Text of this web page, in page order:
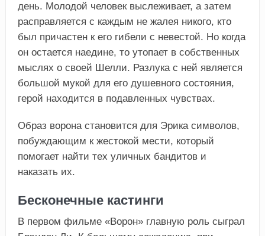
день. Молодой человек выслеживает, а затем
расправляется с каждым не жалея никого, кто
был причастен к его гибели с невестой. Но когда
он остается наедине, то утопает в собственных
мыслях о своей Шелли. Разлука с ней является
большой мукой для его душевного состояния,
герой находится в подавленных чувствах.
Образ ворона становится для Эрика символов,
побуждающим к жестокой мести, который
помогает найти тех уличных бандитов и
наказать их.
Бесконечные кастинги
В первом фильме «Ворон» главную роль сыграл